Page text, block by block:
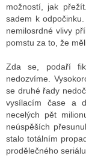
STÁT BLOGEREM
BLOGERA
možností, jak
sadem k
nemilosrdné vlivy
pomstu za to, že
Zda se, podaří
nedozvíme.
se druhé řady
vysílacím čase a
necelých pět
neúspěších
stalo totálním
prodělečného